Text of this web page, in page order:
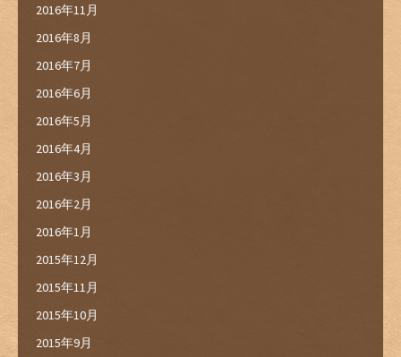
2016年11月
2016年8月
2016年7月
2016年6月
2016年5月
2016年4月
2016年3月
2016年2月
2016年1月
2015年12月
2015年11月
2015年10月
2015年9月